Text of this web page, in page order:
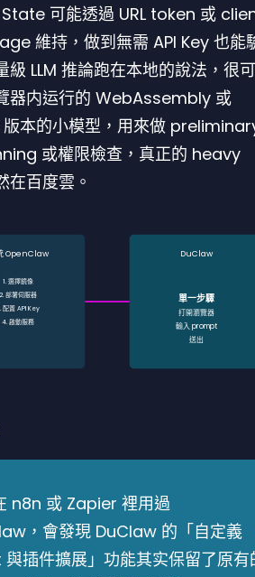
可能透過 URL token 或
維持，做到無需 API Key 也能
級 LLM 推論跑在本地的說法，很
器内运行的 WebAssembly 或
本的小模型，用來做
或權限檢查，真正的 heavy
百度雲。
OpenClaw DuClaw
1. 選擇鏡像
2. 部署伺服器
配置 API Key
4. 啟動服務
單一步驟
打開瀏覽器
輸入 prompt
送出
n8n 或 Zapier 裡用過
，會發現 DuClaw 的「自定義
插件擴展」功能其实保留了原有